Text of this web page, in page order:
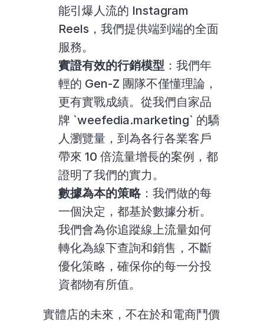
能引爆人流的 Instagram
Reels，我們提供端到端的全面
服務。
實證有效的行銷模型 ：我們年
輕的 Gen-Z 團隊不僅懂理論，
更有實戰成績。從我們自家品
牌 `weefedia.marketing` 的驕
人瀏覽量，到為各行各業客戶
帶來 10 倍流量增長的案例，都
證明了我們的實力。
數據為本的策略：我們做的每
一個決定，都基於數據分析。
我們會為你追蹤線上流量如何
轉化為線下查詢和銷售，不斷
優化策略，確保你的每一分投
資都物有所值。
實體店的未來，不在於和電商鬥價